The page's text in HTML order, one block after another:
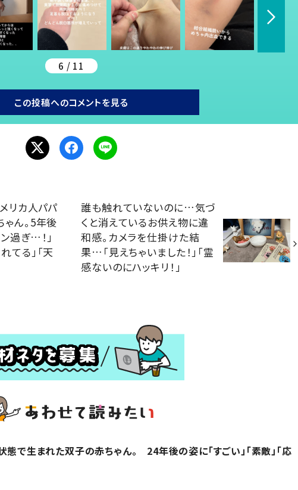
6 / 11
この投稿へのコメントを見る
リカ人パパ
ん。5年後
過ぎ…！」
てる」「天
誰も触れていないのに…気づ
くと消えているお供え物に違
和感。カメラを仕掛けた結
果…「見えちゃいました！」「霊
感ないのにハッキリ！」
で生まれた双子の赤ちゃん。 24年後の姿に「すごい」「素敵」「応